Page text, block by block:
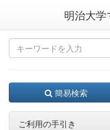
明治大
簡易検索
ご利用の手引き